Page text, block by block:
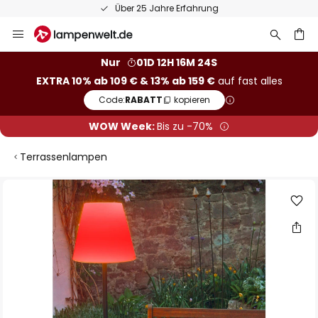
Über 25 Jahre Erfahrung
Inhalt
Nur
01D 12H 16M 23S
EXTRA 10% ab 109 € & 13% ab 159 €auf fast alles
Code:RABATT kopieren
WOW Week:Bis zu -70%
Terrassenlampen
Bildgalerie